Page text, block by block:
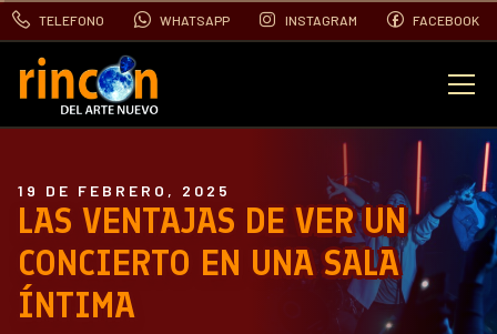
TELEFONO WHATSAPP INSTAGRAM FACEBOOK
LAS VENTAJAS DE VER UN
CONCIERTO EN UNA SALA
ÍNTIMA
19 DE FEBRERO, 2025
EVENTOS
FOTOS
VIDEOS